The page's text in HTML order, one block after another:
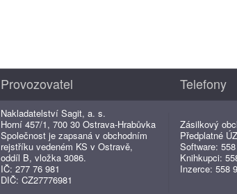
Provozovatel
Nakladatelství Sagit, a. s.
Horní 457/1, 700 30 Ostrava-Hrabůvka
Společnost je zapsaná v obchodním
rejstříku vedeném KS v Ostravě,
oddíl B, vložka 3086.
IČ: 277 76 981
DIČ: CZ27776981
Telefony
Zásilkový
Předplatné
Software:
Knihkupci:
Inzerce: 558